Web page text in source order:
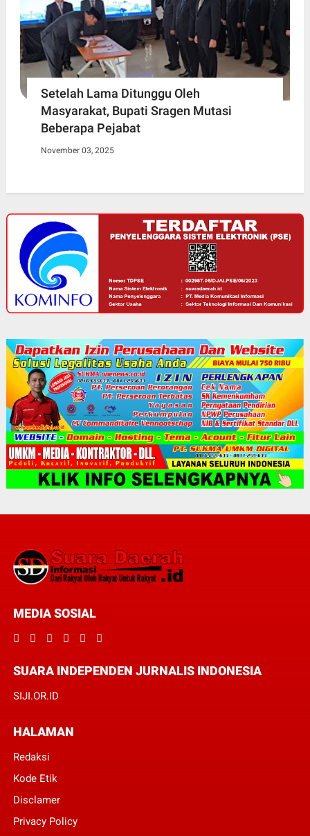
Setelah Lama Ditunggu Oleh
Masyarakat, Bupati Sragen Mutasi
Beberapa Pejabat
November 03, 2025
MEDIA SOSIAL
SUARA INDEPENDEN JURNALIS INDONESIA
SIJI.OR.ID
HALAMAN
Redaksi
Kode Etik
Disclamer
Privacy Policy